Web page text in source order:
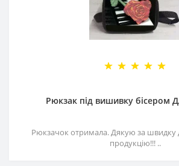
Рюкзак під вишивку бісером
Рюкзачок отримала. Дякую за швидку
продукцію!!! ..